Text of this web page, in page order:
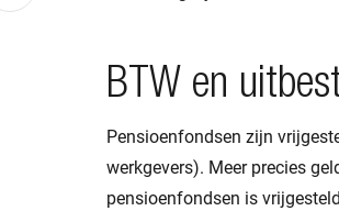
BTW en
Pensioenfondsen zijn
werkgevers). Meer precies
pensioenfondsen is